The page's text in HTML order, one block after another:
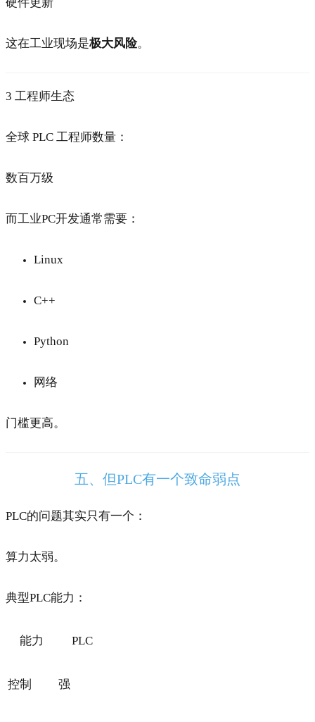
这在工业现场是极大风险。
3 工程师生态
全球 PLC 工程师数量：
数百万级
而工业PC开发通常需要：
Linux
C++
Python
网络
门槛更高。
五、但PLC有一个致命弱点
PLC的问题其实只有一个：
算力太弱。
典型PLC能力：
能力 PLC
控制 强